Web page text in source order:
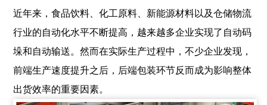
近年来，食品饮料、化工原料、新能源材料以及仓储物流
行业的自动化水平不断提高，越来越多企业实现了自动码
垛和自动输送。然而在实际生产过程中，不少企业发现，
前端生产速度提升之后，后端包装环节反而成为影响整体
出货效率的重要因素。